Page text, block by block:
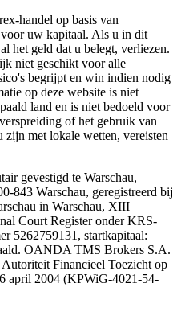
handel op basis van
uw kapitaal. Als u in dit
het geld dat u belegt, verliezen.
niet geschikt voor alle
begrijpt en win indien nodig
op deze website is niet
land en is niet bedoeld voor
of het gebruik van
zijn met lokale wetten, vereisten
gevestigd te Warschau,
843 Warschau, geregistreerd bij
in Warschau, XIII
Court Register onder KRS-
5262759131, startkapitaal:
OANDA TMS Brokers S.A.
Financieel Toezicht op
april 2004 (KPWiG-4021-54-